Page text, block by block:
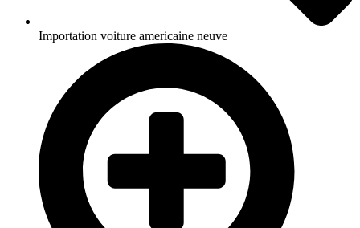
Importation voiture americaine neuve